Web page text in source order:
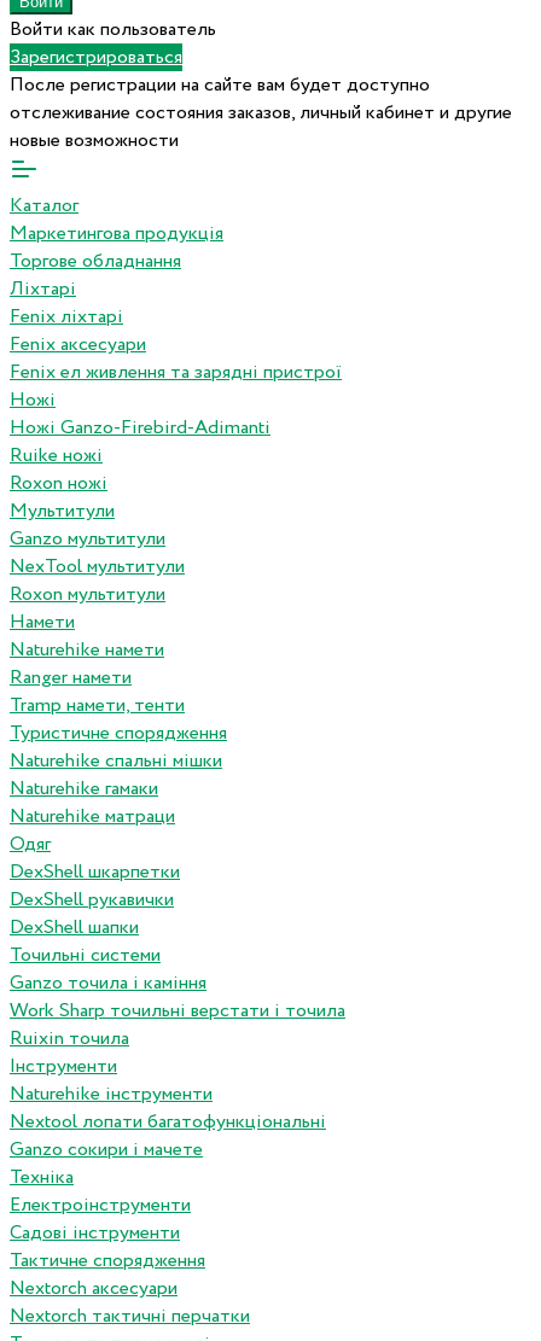
Войти как пользователь
Зарегистрироваться
После регистрации на сайте вам будет доступно
отслеживание состояния заказов, личный кабинет и другие
новые возможности
Каталог
Маркетингова продукція
Торгове обладнання
Ліхтарі
Fenix ліхтарі
Fenix аксесуари
Fenix ел живлення та зарядні пристрої
Ножі
Ножі Ganzo-Firebird-Adimanti
Ruike ножі
Roxon ножi
Мультитули
Ganzo мультитули
NexTool мультитули
Roxon мультитули
Намети
Naturehike намети
Ranger намети
Tramp намети, тенти
Туристичне спорядження
Naturehike спальні мішки
Naturehike гамаки
Naturehike матраци
Одяг
DexShell шкарпетки
DexShell рукавички
DexShell шапки
Точильні системи
Ganzo точила і каміння
Work Sharp точильні верстати і точила
Ruixin точила
Інструменти
Naturehike інструменти
Nextool лопати багатофункціональні
Ganzo сокири і мачете
Техніка
Електроінструменти
Садові інструменти
Тактичне спорядження
Nextorch аксесуари
Nextorch тактичні перчатки